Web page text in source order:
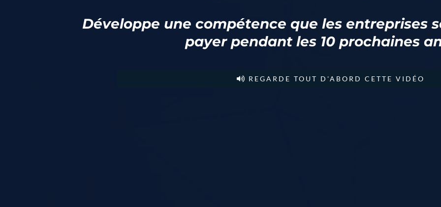
Développe une compétence que les entreprises
payer pendant les 10 prochaines
REGARDE TOUT D'ABORD CETTE VIDÉO